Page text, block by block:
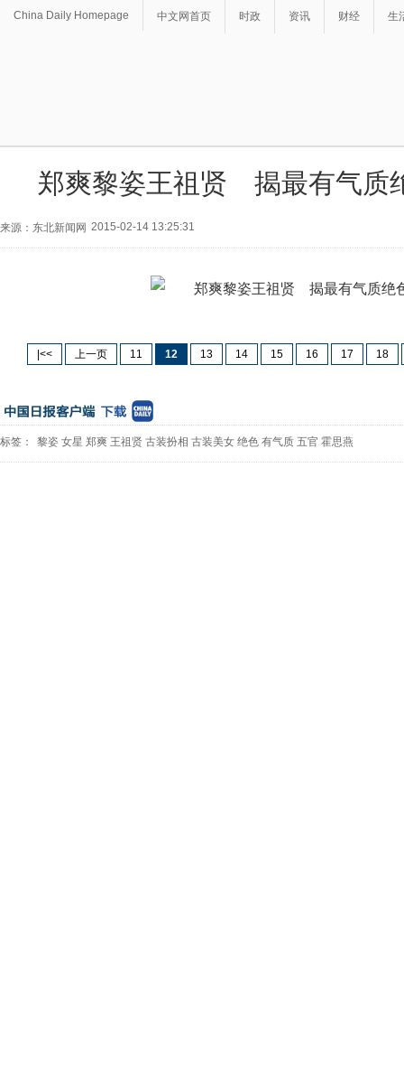
China Daily Homepage 中文网首页 时政 资讯 财经 生
郑爽黎姿王祖贤 揭最有气质
来源：东北新闻网 2015-02-14 13:25:31
|<< 上一页 11 12 13 14 15 16 17 18
标签： 黎姿 女星 郑爽 王祖贤 古装扮相 古装美女 绝色 有气质 五官 霍思燕